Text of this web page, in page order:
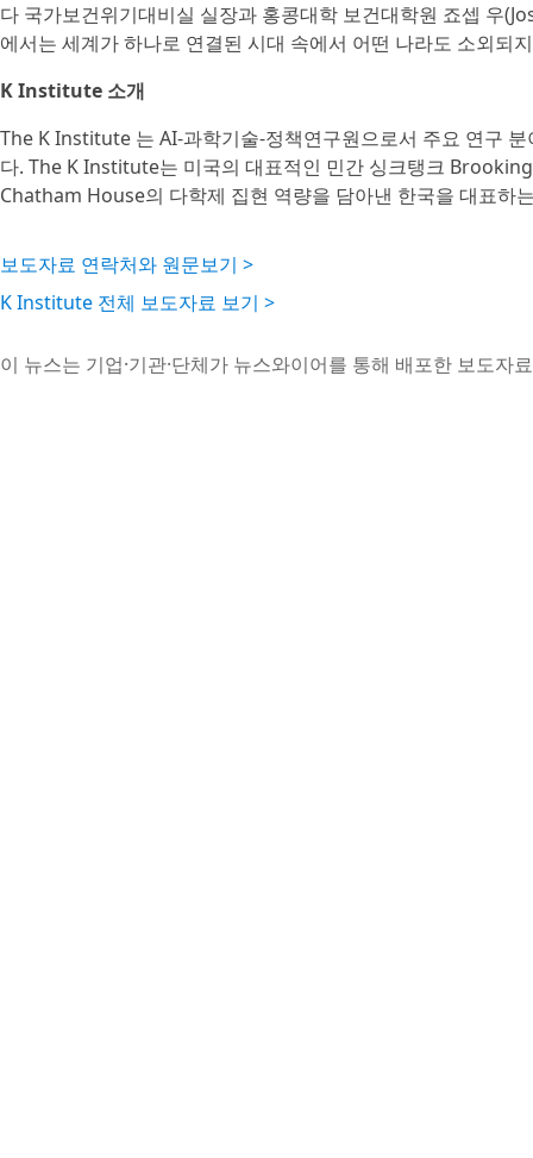
다 국가보건위기대비실 실장과 홍콩대학 보건대학원 죠셉 우
에서는 세계가 하나로 연결된 시대 속에서 어떤 나라도 소외되
K Institute 소개
The K Institute 는 AI-과학기술-정책연구원으로서 주요 연구
다. The K Institute는 미국의 대표적인 민간 싱크탱크
Chatham House의 다학제 집현 역량을 담아낸 한국을 대표하
보도자료 연락처와 원문보기 >
K Institute 전체 보도자료 보기 >
이 뉴스는 기업·기관·단체가 뉴스와이어를 통해 배포한 보도자